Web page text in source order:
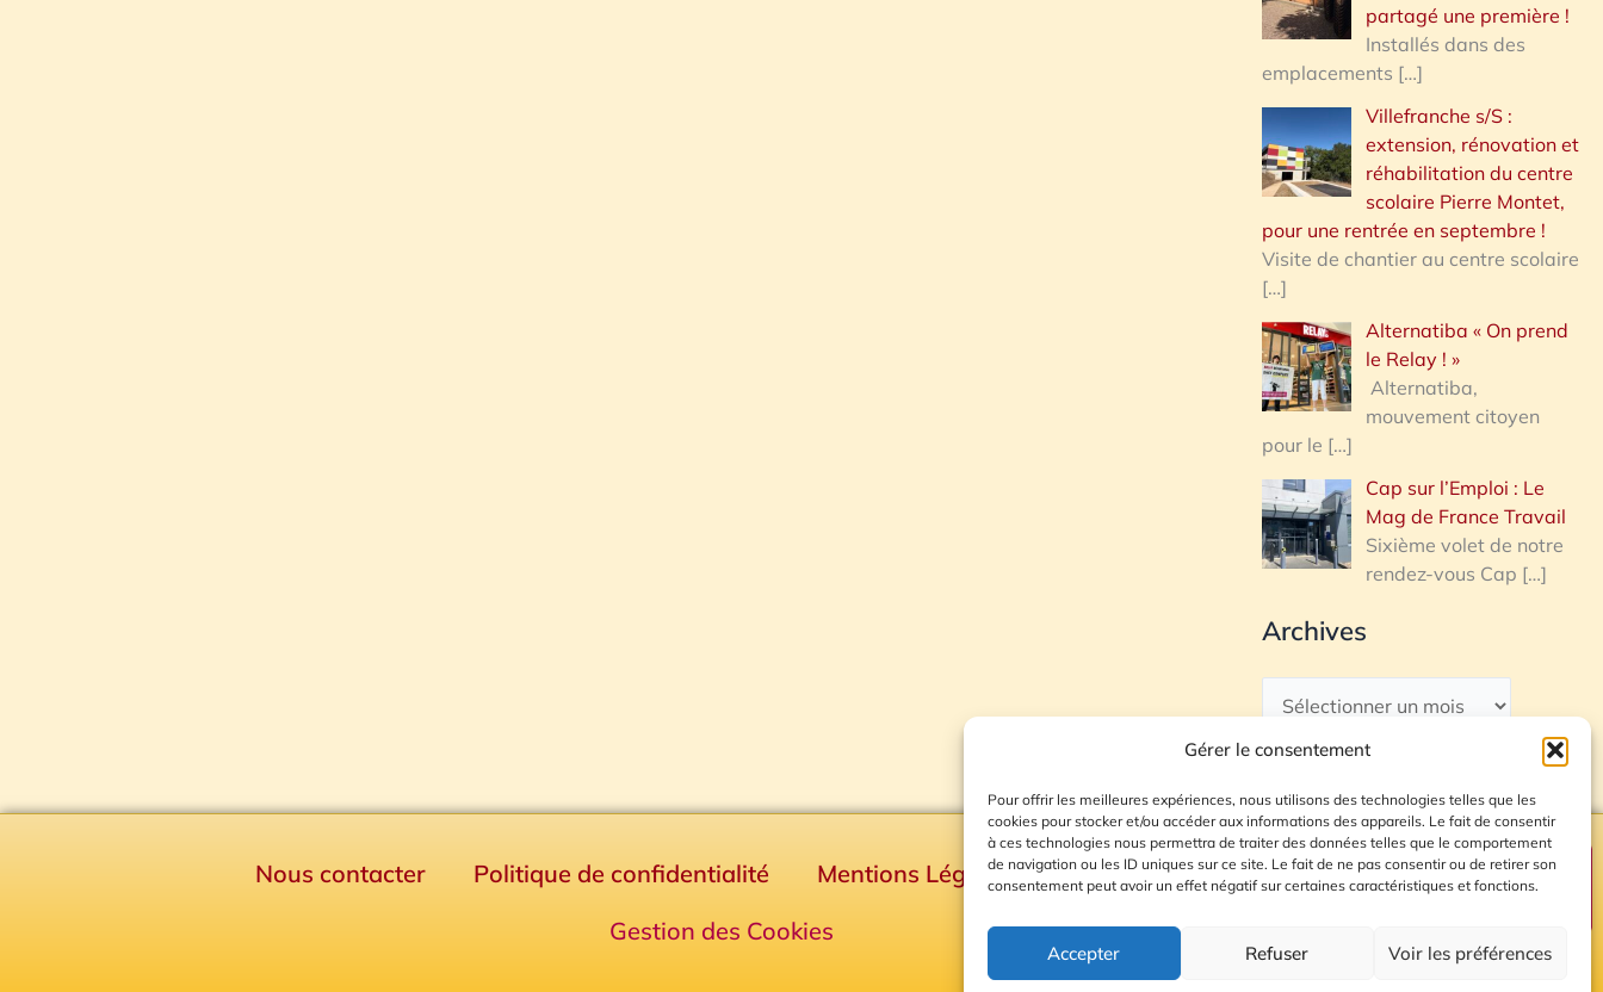
Gérer le consentement
Pour offrir les meilleures expériences, nous utilisons des technologies telles que les
cookies pour stocker et/ou accéder aux informations des appareils. Le fait de consentir
à ces technologies nous permettra de traiter des données telles que le comportement
de navigation ou les ID uniques sur ce site. Le fait de ne pas consentir ou de retirer son
consentement peut avoir un effet négatif sur certaines caractéristiques et fonctions.
Accepter Refuser Voir les préférences
partagé une première !
Installés dans des
emplacements […]
Villefranche s/S :
extension, rénovation et
réhabilitation du centre
scolaire Pierre Montet,
pour une rentrée en septembre !
Visite de chantier au centre scolaire
[…]
Alternatiba « On prend
le Relay ! »
Alternatiba,
mouvement citoyen
pour le […]
Cap sur l’Emploi : Le
Mag de France Travail
Sixième volet de notre
rendez-vous Cap […]
Archives
Nous contacter Politique de confidentialité Mentions Légales
Plan du site
Gestion des Cookies